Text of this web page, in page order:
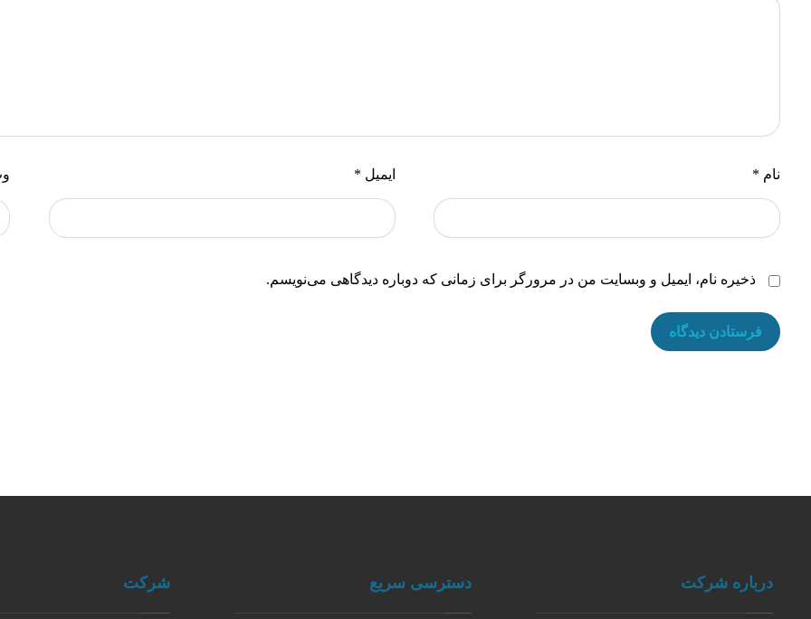
نام * ایمیل *
ذخیره نام، ایمیل و وبسایت من در مرورگر برای زمانی که دوباره دیدگاهی می‌نویسم.
درباره شرکت دسترسی سریع شرکت